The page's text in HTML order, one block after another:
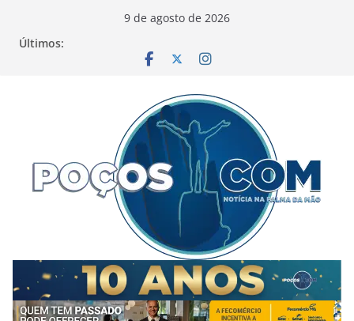
9 de agosto de 2026
Últimos: